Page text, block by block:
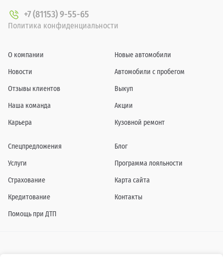
+7 (81153) 9-55-65
Политика конфиденциальности
О компании
Новости
Отзывы клиентов
Наша команда
Карьера
Новые автомобили
Автомобили с пробегом
Выкуп
Акции
Кузовной ремонт
Спецпредложения
Услуги
Страхование
Кредитование
Помощь при ДТП
Блог
Программа лояльности
Карта сайта
Контакты